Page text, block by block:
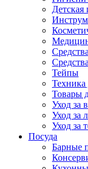
Детская
Тейпы
Техника
Товары
Уход за
Уход за
Уход за
Посуда
Барные